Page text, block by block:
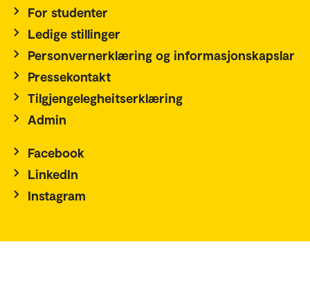
For studenter
Ledige stillinger
Personvernerklæring og informasjonskapslar
Pressekontakt
Tilgjengelegheitserklæring
Admin
Facebook
LinkedIn
Instagram